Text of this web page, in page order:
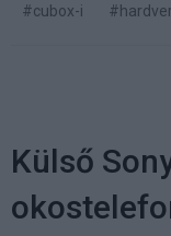
#cubox-i
#hardver
Külső